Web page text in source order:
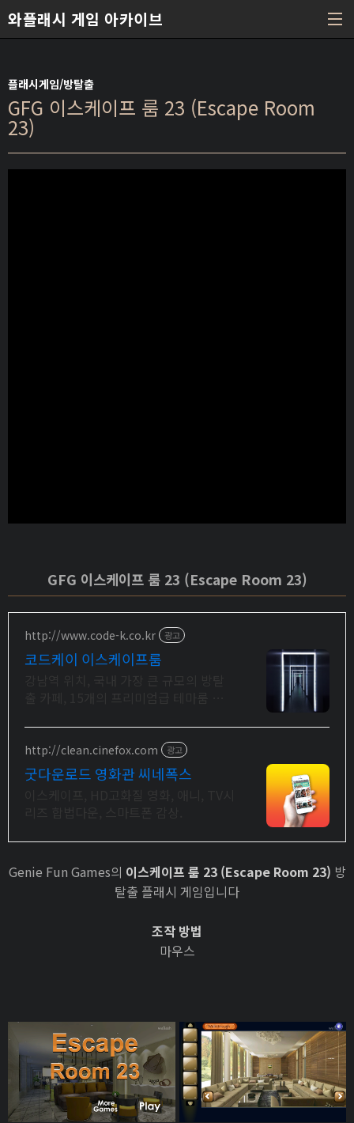
와플래시 게임 아카이브
플래시게임/방탈출
GFG 이스케이프 룸 23 (Escape Room
23)
GFG 이스케이프 룸 23 (Escape Room 23)
http://www.code-k.co.kr 광고
코드케이 이스케이프룸
http://clean.cinefox.com 광고
굿다운로드 영화관 씨네폭스
Genie Fun Games의 이스케이프 룸 23 (Escape Room 23) 방
탈출 플래시 게임입니다
조작 방법
마우스